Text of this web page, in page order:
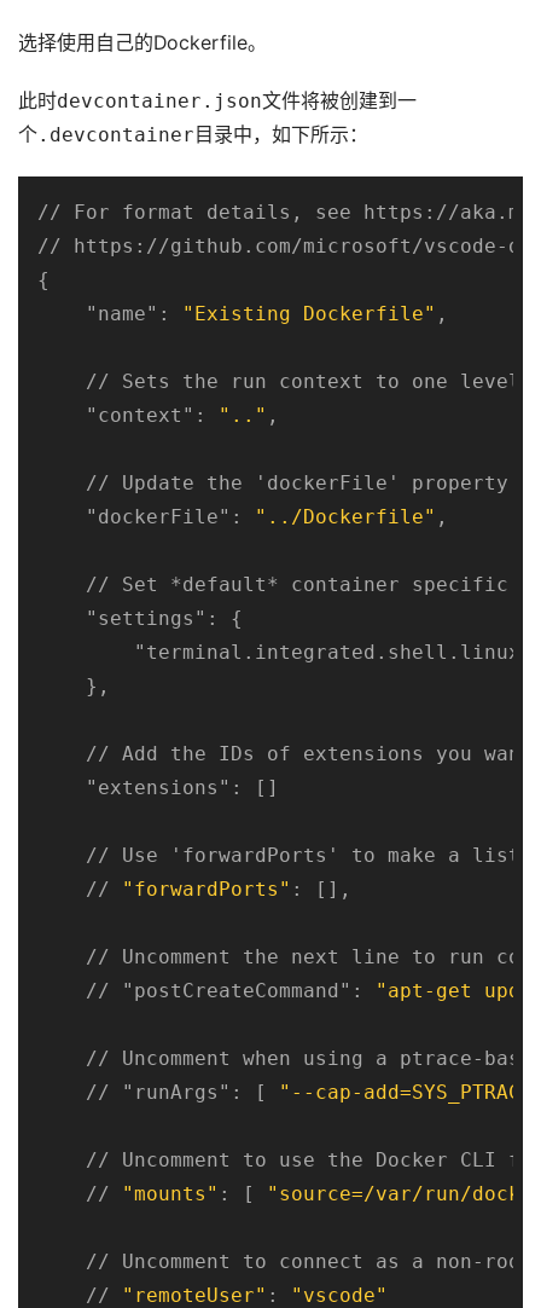
选择使用自己的Dockerfile。
此时devcontainer.json文件将被创建到一
个.devcontainer 目录中，如下所示：
// For format details, see https://aka.ms/
// https://github.com/microsoft/vscode-
{
"name" : "Existing Dockerfile" ,
// Sets the run context to one level
"context" : ".." ,
// Update the 'dockerFile' property
"dockerFile" : "../Dockerfile" ,
// Set *default* container specific
"settings" : {
"terminal.integrated.shell.linux"
    },
// Add the IDs of extensions you
"extensions" : []
// Use 'forwardPorts' to make a list
    //
"forwardPorts" : [],
// Uncomment the next line to run
    //
"postCreateCommand" : "apt-get
// Uncomment when using a ptrace-
    //
"runArgs" : [ "--cap-
// Uncomment to use the Docker CLI
    //
"mounts" : [ "source=/var/run/
// Uncomment to connect as a non-
    //
"remoteUser" :
"vscode"